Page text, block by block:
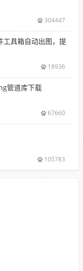
304447
具箱自动出图，提
18936
管道库下载
67660
105783